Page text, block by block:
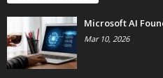
Microsoft AI
Mar 10, 2026